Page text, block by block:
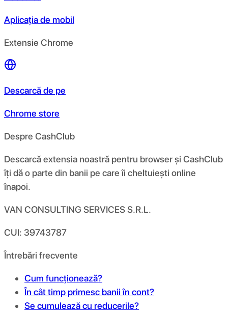
Aplicația de mobil
Extensie Chrome
Descarcă de pe
Chrome store
Despre CashClub
Descarcă extensia noastră pentru browser și CashClub
îți dă o parte din banii pe care îi cheltuiești online
înapoi.
VAN CONSULTING SERVICES S.R.L.
CUI: 39743787
Întrebări frecvente
Cum funcționează?
În cât timp primesc banii în cont?
Se cumulează cu reducerile?